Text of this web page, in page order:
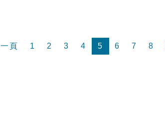
頁 1 2 3 4 5 6 7 8